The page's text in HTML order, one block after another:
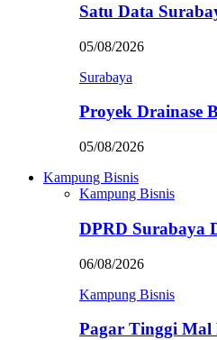
Satu Data
05/08/2026
Surabaya
Proyek Drainase
05/08/2026
Kampung Bisnis
Kampung Bisnis
DPRD Surabaya
06/08/2026
Kampung Bisnis
Pagar Tinggi